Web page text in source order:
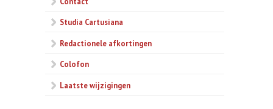
Studia Cartusiana
Redactionele afkortingen
Colofon
Laatste wijzigingen